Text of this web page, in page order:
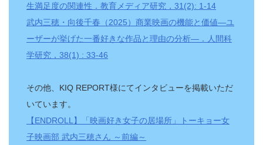
生満足度の関連性．教育メディア研究，31(2): 1-14
武内三穂・向後千春（2025）商業映画の機能と価値—ユ
ーザーが挙げた一番好きな作品と理由の分析—．人間科
学研究，38(1) : 33-46
その他、KIQ REPORT様にてインタビューを掲載いただ
いています。
【ENDROLL】「映画好き女子の居場所」トーキョー女
子映画部 武内三穂さん ～前編～